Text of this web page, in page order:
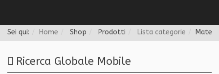
Sei qui: Home Shop Prodotti Lista categorie
Ricerca Globale Mobile